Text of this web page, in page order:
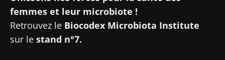
femmes et leur microbiote !
Retrouvez le Biocodex Microbiota Institute
sur le stand n°7.
protection des donnéesdu Biocodex
Microbiota Institute
* Champs obligatoires